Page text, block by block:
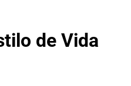
de Vida